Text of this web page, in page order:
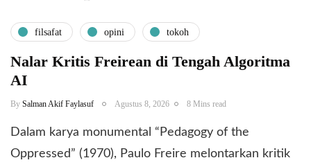
filsafat opini tokoh
Nalar Kritis Freirean di Tengah Algoritma
AI
By Salman Akif Faylasuf Agustus 8, 2026 8 Mins read
Dalam karya monumental “Pedagogy of the
Oppressed” (1970), Paulo Freire melontarkan kritik